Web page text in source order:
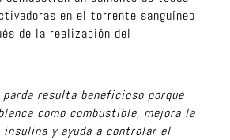
en el torrente sanguíneo
de la realización del
parda resulta beneficioso porque
como combustible, mejora la
y ayuda a controlar el